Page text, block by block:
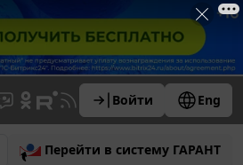
Войти Eng
Перейти в систему ГАРАНТ